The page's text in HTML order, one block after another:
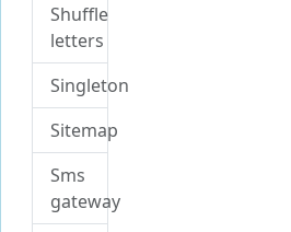
Shuffle
letters
Singleton
Sitemap
Sms
gateway